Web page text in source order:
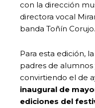
con la dirección
directora vocal
banda Toñín Corujo.
Para esta edición,
padres de
convirtiendo el de
inaugural de
ediciones del